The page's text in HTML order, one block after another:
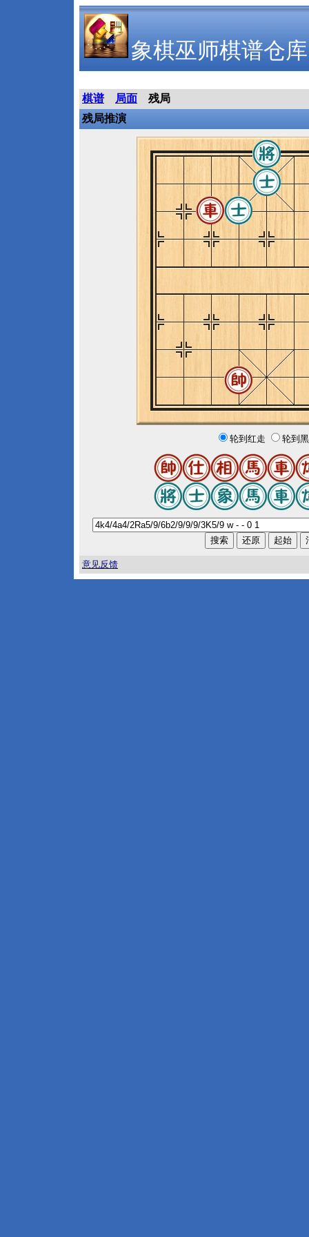
象棋巫师棋谱仓库
棋谱 局面
残局
残局推演
轮到红走 轮到
意见反馈